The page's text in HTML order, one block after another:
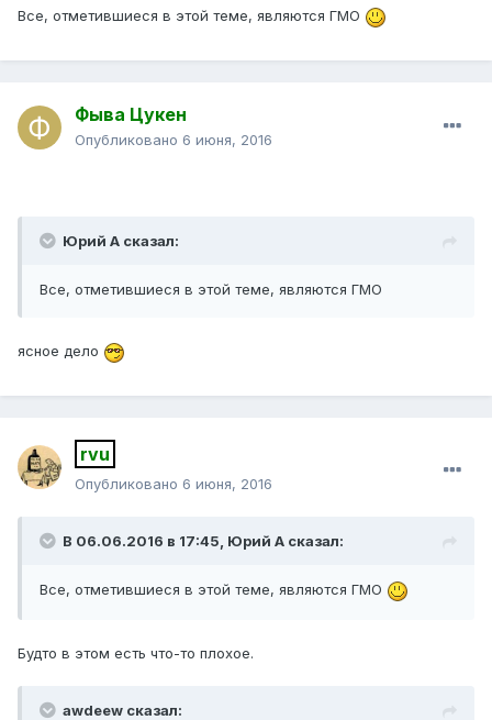
Все, отметившиеся в этой теме, являются ГМО
Фыва Цукен
Опубликовано 6 июня, 2016
Юрий А сказал:
Все, отметившиеся в этой теме, являются ГМО
ясное дело
rvu
Опубликовано 6 июня, 2016
В 06.06.2016 в 17:45, Юрий А сказал:
Все, отметившиеся в этой теме, являются ГМО
Будто в этом есть что-то плохое.
awdeew сказал: